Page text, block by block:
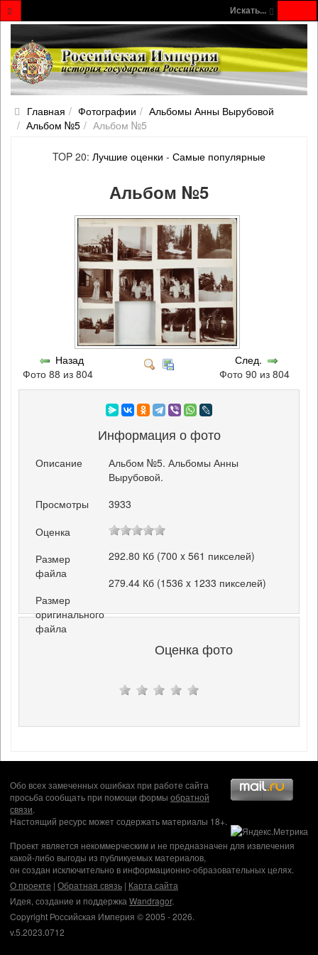
Искать...
Главная Фотографии
Альбомы Анны Вырубовой
Альбом №5
Альбом №5
TOP 20: Лучшие оценки - Самые популярные
Альбом №5
Назад
Фото 88 из 804
След.
Фото 90 из 804
Информация о фото
Описание
Альбом №5. Альбомы Анны
Вырубовой.
Просмотры
3933
Оценка
Размер
файла
292.80 Кб (700 x 561 пикселей)
Размер
оригинального
файла
279.44 Кб (1536 x 1233 пикселей)
Оценка фото
Обо всех замеченных ошибках при работе сайта
просьба сообщать при помощи формы обратной
связи.
Настоящий ресурс может содержать материалы 18+.
Проект является некоммерческим и не предназначен для извлечения
какой-либо выгоды из публикуемых материалов,
он создан исключительно в информационно-образовательных целях.
О проекте | Обратная связь | Карта сайта
Идея, создание и поддержка Wandragor.
Copyright Российская Империя © 2005 - 2026.
v.5.2023.0712